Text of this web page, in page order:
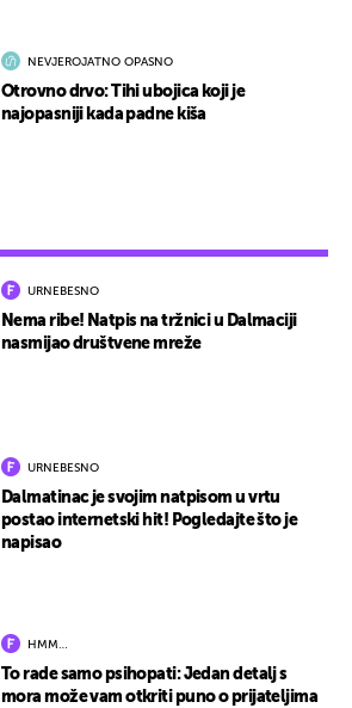
URNEBESNO
Nema ribe! Natpis na tržnici u Dalmaciji
nasmijao društvene mreže
URNEBESNO
Dalmatinac je svojim natpisom u vrtu
postao internetski hit! Pogledajte što je
napisao
HMM…
To rade samo psihopati: Jedan detalj s
mora može vam otkriti puno o prijateljima
NEVJEROJATNO OPASNO
Otrovno drvo: Tihi ubojica koji je
najopasniji kada padne kiša